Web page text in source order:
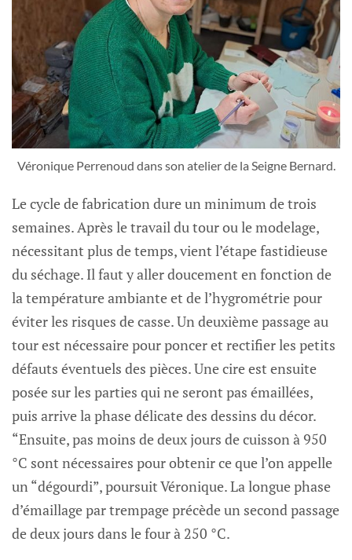
Véronique Perrenoud dans son atelier de la Seigne Bernard.
Le cycle de fabrication dure un minimum de trois
semaines. Après le travail du tour ou le modelage,
nécessitant plus de temps, vient l’étape fastidieuse
du séchage. Il faut y aller doucement en fonction de
la température ambiante et de l’hygrométrie pour
éviter les risques de casse. Un deuxième passage au
tour est nécessaire pour poncer et rectifier les petits
défauts éventuels des pièces. Une cire est ensuite
posée sur les parties qui ne seront pas émaillées,
puis arrive la phase délicate des dessins du décor.
“Ensuite, pas moins de deux jours de cuisson à 950
°C sont nécessaires pour obtenir ce que l’on appelle
un “dégourdi”, poursuit Véronique. La longue phase
d’émaillage par trempage précède un second passage
de deux jours dans le four à 250 °C.